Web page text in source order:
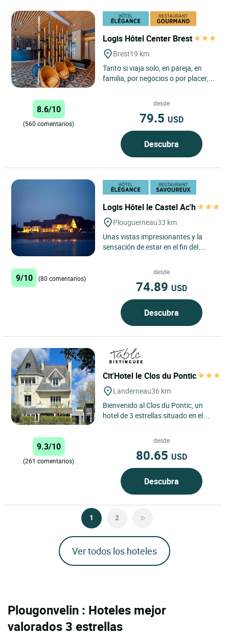
Logis Hôtel Center Brest
Brest19 km
Tanto si viaja solo, en pareja, en
familia, por negocios o por placer,
servicios de calidad...
8.6/10
(560 comentarios)
desde
79.5 USD
Descubra
Logis Hôtel le Castel Ac'h
Plouguerneau33 km
Unas vistas impresionantes y la
sensación de estar en el fin del
de este establecimiento...
9/10 (80 comentarios)
desde
74.89 USD
Descubra
Cit'Hotel le Clos du Pontic
Landerneau36 km
Bienvenido al Clos du Pontic, un
hotel de 3 estrellas situado en el
Landerneau, famoso...
9.3/10
(261 comentarios)
desde
80.65 USD
Descubra
1 2
Ver todos los hoteles
Plougonvelin : Hoteles mejor
valorados 3 estrellas